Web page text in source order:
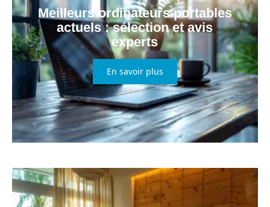
Meilleurs ordinateurs portables
actuels : sélection et avis
experts
En savoir plus